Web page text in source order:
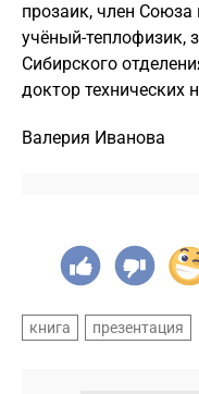
прозаик, член Союза
учёный-теплофизик,
Сибирского
доктор технических
Валерия Иванова
книга презентация